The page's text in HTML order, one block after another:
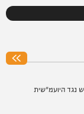
נגד היועמ"שית